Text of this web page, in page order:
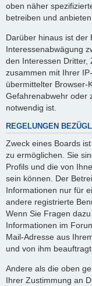
oben näher
betreiben und anbieten
Darüber hinaus ist der
Interessenabwägung
den Interessen Dritter,
zusammen mit Ihrer
übermittelter Browser-
Gefahrenabwehr oder
notwendig ist.
REGELUNGEN
Zweck eines Boards
zu ermöglichen. Sie
Profils und die von
sein können. Der
Informationen nur für
andere registrierte
Wenn Sie Fragen
Informationen im
Mail-Adresse aus
und von ihm
Andere als die oben
Ihrer Zustimmung an